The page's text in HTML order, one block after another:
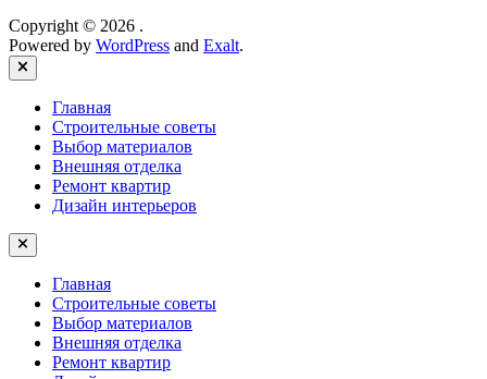
Copyright © 2026 .
Powered by WordPress and Exalt.
Close
Главная
Строительные советы
Выбор материалов
Внешняя отделка
Ремонт квартир
Дизайн интерьеров
Главная
Строительные советы
Выбор материалов
Внешняя отделка
Ремонт квартир